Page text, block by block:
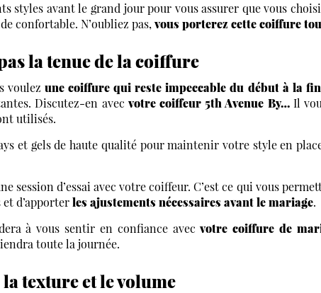
styles avant le grand jour pour vous assurer que vous
confortable. N’oubliez pas, vous porterez cette coiffure
la tenue de la coiffure
voulezune coiffure qui reste impeccable du début à la
Discutez-en avec votre coiffeur 5th Avenue By…Il
utilisés.
et gels de haute qualité pour maintenir votre style en
session d’essai avec votre coiffeur. C’est ce qui vous
d’apporterles ajustements nécessaires avant le mariage.
à vous sentir en confiance avecvotre coiffure de
toute la journée.
la texture et le volume